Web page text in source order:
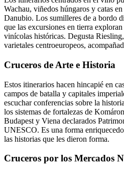
Wachau, viñedos húngaros y catas
Danubio. Los sumilleres de a bordo
que las excursiones en tierra
vinícolas históricas. Degusta
varietales centroeuropeos,
Cruceros de Arte e Historia
Estos itinerarios hacen hincapié en
campos de batalla y capitales
escuchar conferencias sobre la
los sistemas de fortalezas de
Budapest y Viena declarados
UNESCO. Es una forma
las historias que les dieron forma.
Cruceros por los Mercados